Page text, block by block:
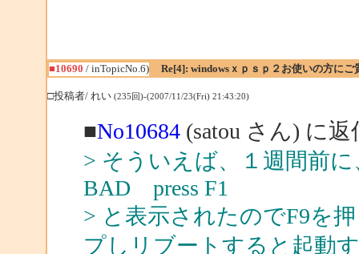
■10690 / inTopicNo.6) Re[4]: windowsｘｐｓｐ２お使いの方にご
□投稿者/ れい (235回)-(2007/11/23(Fri) 21:43:20)
■No10684(satou さん) に返
> そういえば、１週間前
BAD press F1
> と表示されたのでF9を
プしリブートすると起動